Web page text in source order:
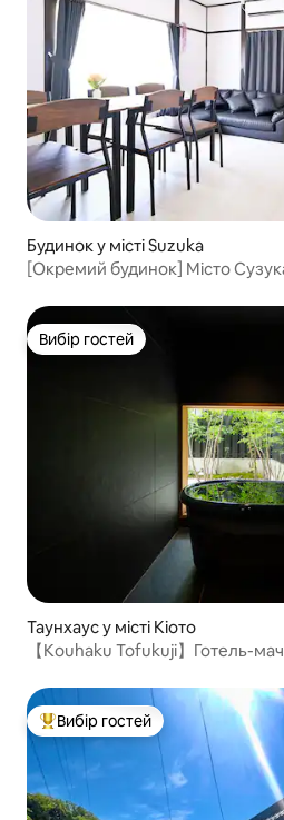
Будинок у місті Suzuka
[Окремий будинок] Місто
Вибір гостей
Вибір гостей
Таунхаус у місті Кіото
【Kouhaku Tofukuji】Готель-
Топ вибір гостей
Вибір гостей